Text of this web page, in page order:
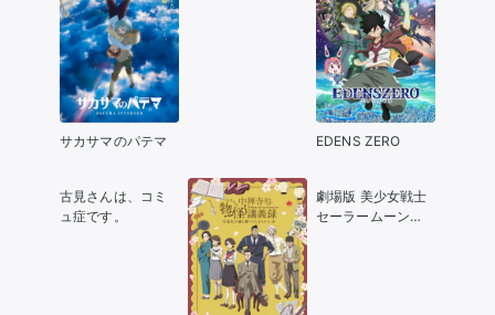
サカサマのパテマ EDENS ZERO
古見さんは、コミ
ュ症です。
劇場版 美少女戦士
セーラームーン